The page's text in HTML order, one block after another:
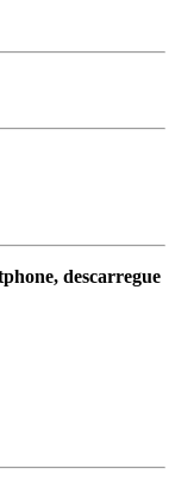
descarregue